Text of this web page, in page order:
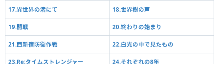
17.異世界の渚にて 18.世界樹の声
19.開戦 20.終わりの始まり
21.西新宿防衛作戦 22.白光の中で見たもの
23.Re:タイムストレンジャー 24.それぞれの8年